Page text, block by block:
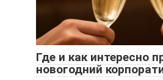
Где и как интересно
новогодний